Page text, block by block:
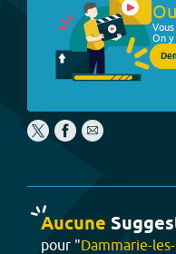
On y
Aucune
pour "Dammarie-